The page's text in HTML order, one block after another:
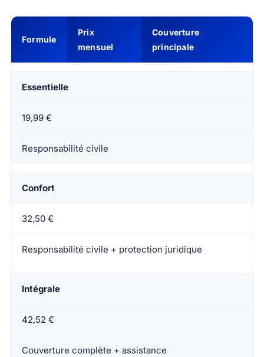
Formule
Prix
mensuel
Couverture
principale
Essentielle
19,99 €
Responsabilité civile
Confort
32,50 €
Responsabilité civile + protection juridique
Intégrale
42,52 €
Couverture complète + assistance